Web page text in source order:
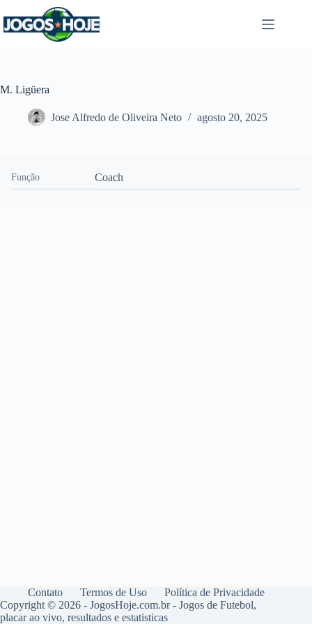
para
o
M. Ligüera
Jose Alfredo de Oliveira Neto agosto 20, 2025
Função Coach
Contato Termos de Uso
Política de Privacidade
Copyright © 2026 - JogosHoje.com.br - Jogos de Futebol,
placar ao vivo, resultados e estatisticas